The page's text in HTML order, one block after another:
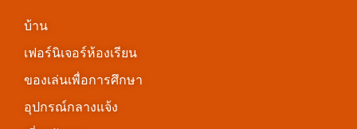
บ้าน
เฟอร์นิเจอร์ห้องเรียน
ของเล่นเพื่อการศึกษา
อุปกรณ์กลางแจ้ง